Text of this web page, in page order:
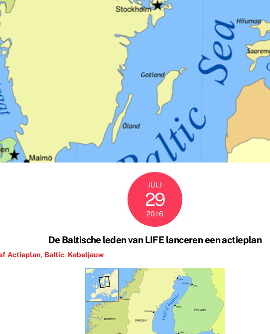
JULI
29
2016
De Baltische leden van LIFE lanceren een actieplan
Actieplan, Baltic, Kabeljauw